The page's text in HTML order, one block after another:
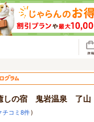
しの宿 鬼岩温泉 了山
チコミ8件)